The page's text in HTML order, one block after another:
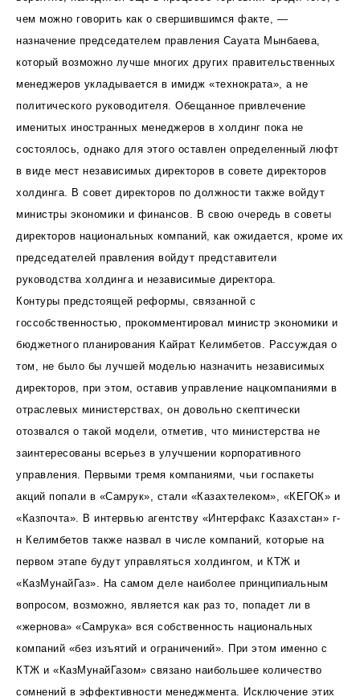
чем можно говорить как о свершившимся факте, —
назначение председателем правления Сауата Мынбаева,
который возможно лучше многих других правительственных
менеджеров укладывается в имидж «технократа», а не
политического руководителя. Обещанное привлечение
именитых иностранных менеджеров в холдинг пока не
состоялось, однако для этого оставлен определенный люфт
в виде мест независимых директоров в совете директоров
холдинга. В совет директоров по должности также войдут
министры экономики и финансов. В свою очередь в советы
директоров национальных компаний, как ожидается, кроме их
председателей правления войдут представители
руководства холдинга и независимые директора.
Контуры предстоящей реформы, связанной с
госсобственностью, прокомментировал министр экономики и
бюджетного планирования Кайрат Келимбетов. Рассуждая о
том, не было бы лучшей моделью назначить независимых
директоров, при этом, оставив управление нацкомпаниями в
отраслевых министерствах, он довольно скептически
отозвался о такой модели, отметив, что министерства не
заинтересованы всерьез в улучшении корпоративного
управления. Первыми тремя компаниями, чьи госпакеты
акций попали в «Самрук», стали «Казахтелеком», «КЕГОК» и
«Казпочта». В интервью агентству «Интерфакс Казахстан» г-
н Келимбетов также назвал в числе компаний, которые на
первом этапе будут управляться холдингом, и КТЖ и
«КазМунайГаз». На самом деле наиболее принципиальным
вопросом, возможно, является как раз то, попадет ли в
«жернова» «Самрука» вся собственность национальных
компаний «без изъятий и ограничений». При этом именно с
КТЖ и «КазМунайГазом» связано наибольшее количество
сомнений в эффективности менеджмента. Исключение этих